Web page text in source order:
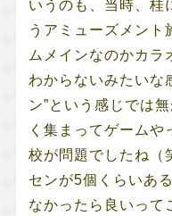
いうのも、当時、桂
うアミューズメント
ムメインなのかカラ
わからないみたいな
ン”という感じでは
く集まってゲームや
校が問題でしたね（
センが5個くらいあ
なかったら良いって